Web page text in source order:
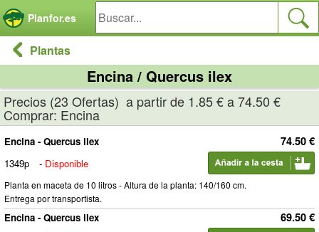
Planfor.es
Plantas
Encina / Quercus ilex
Precios (23 Ofertas) a partir de 1.85 € a 74.50 €
Comprar: Encina
74.50 €
Encina - Quercus ilex
1349p
- Disponible
Planta en maceta de 10 litros - Altura de la planta: 140/160 cm.
Entrega por transportista.
69.50 €
Encina - Quercus ilex
Panel de gestión de cookies